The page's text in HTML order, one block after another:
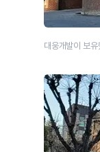
대웅개발이 보